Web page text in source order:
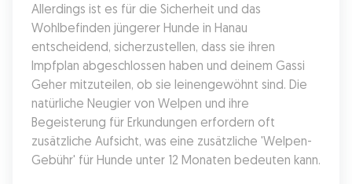
Allerdings ist es für die Sicherheit und das
Wohlbefinden jüngerer Hunde in Hanau
entscheidend, sicherzustellen, dass sie ihren
Impfplan abgeschlossen haben und deinem Gassi
Geher mitzuteilen, ob sie leinengewöhnt sind. Die
natürliche Neugier von Welpen und ihre
Begeisterung für Erkundungen erfordern oft
zusätzliche Aufsicht, was eine zusätzliche 'Welpen-
Gebühr' für Hunde unter 12 Monaten bedeuten kann.